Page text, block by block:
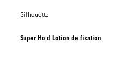
Silhouette
Super Hold Lotion de fixation